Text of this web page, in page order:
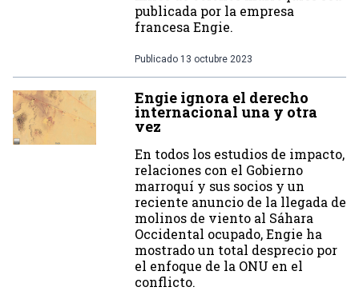
publicada por la empresa
francesa Engie.
Publicado 13 octubre 2023
Engie ignora el derecho
internacional una y otra
vez
En todos los estudios de impacto,
relaciones con el Gobierno
marroquí y sus socios y un
reciente anuncio de la llegada de
molinos de viento al Sáhara
Occidental ocupado, Engie ha
mostrado un total desprecio por
el enfoque de la ONU en el
conflicto.